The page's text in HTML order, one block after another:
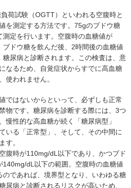
荷試験（OGTT）といわれる空腹時と
を測定する方法です。75gのブドウ糖
定を行います。空腹時の血糖値が
ドウ糖を飲んだ後、2時間後の血糖値
尿病と診断されます。この検査は、意
なるため、自覚症状からすでに高血糖
使われません。
ではないからといって、必ずしも正常
物です。糖尿病を診断する際には、3つ
慢性的な高血糖が続く「糖尿病型」
いる「正常型」、そして、その中間に
す。
腹時が110mg/dL以下であり、かつブド
140mg/dL以下の範囲。空腹時の血糖値
であれば、境界型となり、いわゆる糖
尿病と診断されるリスクが高いため、